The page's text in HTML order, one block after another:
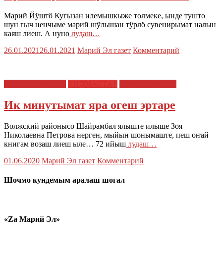
Марий Йӱштӧ Кугызан илемышкыже толмеке, ынде тушто
шун гыч ненчыме марий шӱлышан тӱрлӧ сувенирымат налын
каяш лиеш. А нуно лудаш…
26.01.2021 26.01.2021 Марий Эл газет Комментарий
Ик минутымат яра огеш эртаре
Волжский районысо Шайрамбал ялыште илыше Зоя
Николаевна Петрова нерген, мыйын шонымаште, пеш оҥай
книгам возаш лиеш ыле… 72 ийыш лудаш…
01.06.2020 Марий Эл газет Комментарий
Шочмо кундемым аралаш шогал
«Zа Марий Эл»